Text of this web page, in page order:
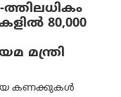
ത്തിലധികം
80,000
മന്ത്രി
കണക്കുകൾ